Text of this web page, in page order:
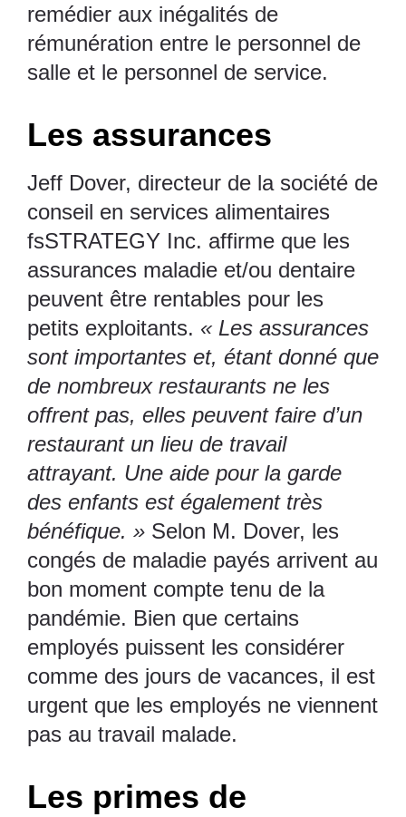
remédier aux inégalités de
rémunération entre le personnel de
salle et le personnel de service.
Les assurances
Jeff Dover, directeur de la société de
conseil en services alimentaires
fsSTRATEGY Inc. affirme que les
assurances maladie et/ou dentaire
peuvent être rentables pour les
petits exploitants. « Les assurances
sont importantes et, étant donné que
de nombreux restaurants ne les
offrent pas, elles peuvent faire d’un
restaurant un lieu de travail
attrayant. Une aide pour la garde
des enfants est également très
bénéfique. » Selon M. Dover, les
congés de maladie payés arrivent au
bon moment compte tenu de la
pandémie. Bien que certains
employés puissent les considérer
comme des jours de vacances, il est
urgent que les employés ne viennent
pas au travail malade.
Les primes de